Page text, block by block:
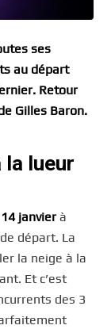
ses
au départ
Retour
Gilles Baron.
la lueur
janvier à
départ. La
la neige à la
Et c’est
des 3